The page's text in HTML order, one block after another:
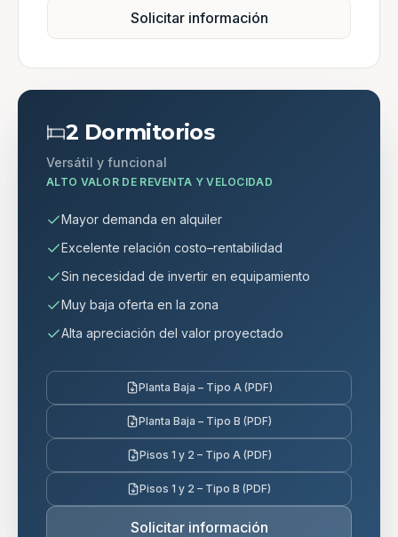
Solicitar información
2 Dormitorios
Versátil y funcional
ALTO VALOR DE REVENTA Y VELOCIDAD
Mayor demanda en alquiler
Excelente relación costo–rentabilidad
Sin necesidad de invertir en equipamiento
Muy baja oferta en la zona
Alta apreciación del valor proyectado
Planta Baja – Tipo A (PDF)
Planta Baja – Tipo B (PDF)
Pisos 1 y 2 – Tipo A (PDF)
Pisos 1 y 2 – Tipo B (PDF)
Solicitar información